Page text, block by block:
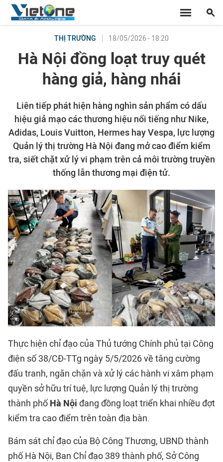
THỊ TRƯỜNG 18/05/2026 - 18:20
Hà Nội đồng loạt truy quét
hàng giả, hàng nhái
Liên tiếp phát hiện hàng nghìn sản phẩm có dấu
hiệu giả mạo các thương hiệu nổi tiếng như Nike,
Adidas, Louis Vuitton, Hermes hay Vespa, lực lượng
Quản lý thị trường Hà Nội đang mở cao điểm kiểm
tra, siết chặt xử lý vi phạm trên cả môi trường truyền
thống lẫn thương mại điện tử.
Thực hiện chỉ đạo của Thủ tướng Chính phủ tại Công
điện số 38/CĐ-TTg ngày 5/5/2026 về tăng cường
đấu tranh, ngăn chặn và xử lý các hành vi xâm phạm
quyền sở hữu trí tuệ, lực lượng Quản lý thị trường
thành phố Hà Nội đang đồng loạt triển khai nhiều đợt
kiểm tra cao điểm trên toàn địa bàn.
Bám sát chỉ đạo của Bộ Công Thương, UBND thành
phố Hà Nội, Ban Chỉ đạo 389 thành phố, Sở Công